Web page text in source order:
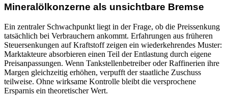
Mineralölkonzerne als unsichtbare Bremse
Ein zentraler Schwachpunkt liegt in der Frage, ob die Preissenkung
tatsächlich bei Verbrauchern ankommt. Erfahrungen aus früheren
Steuersenkungen auf Kraftstoff zeigen ein wiederkehrendes Muster:
Marktakteure absorbieren einen Teil der Entlastung durch eigene
Preisanpassungen. Wenn Tankstellenbetreiber oder Raffinerien ihre
Margen gleichzeitig erhöhen, verpufft der staatliche Zuschuss
teilweise. Ohne wirksame Kontrolle bleibt die versprochene
Ersparnis ein theoretischer Wert.